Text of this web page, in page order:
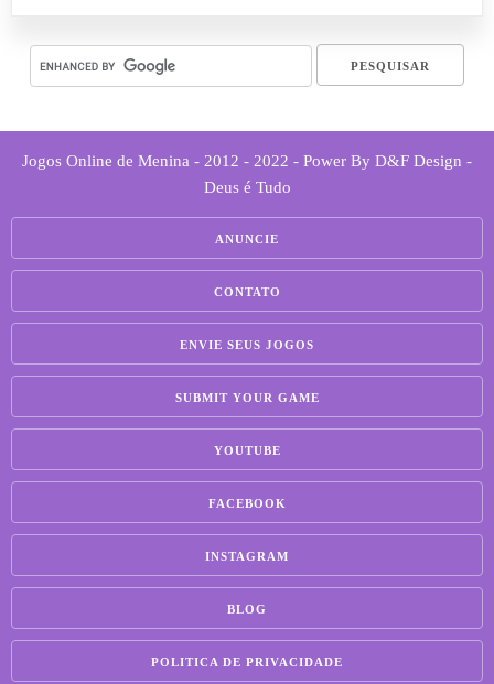
Jogos Online de Menina - 2012 - 2022 - Power By D&F Design -
Deus é Tudo
ANUNCIE
CONTATO
ENVIE SEUS JOGOS
SUBMIT YOUR GAME
YOUTUBE
FACEBOOK
INSTAGRAM
BLOG
POLITICA DE PRIVACIDADE